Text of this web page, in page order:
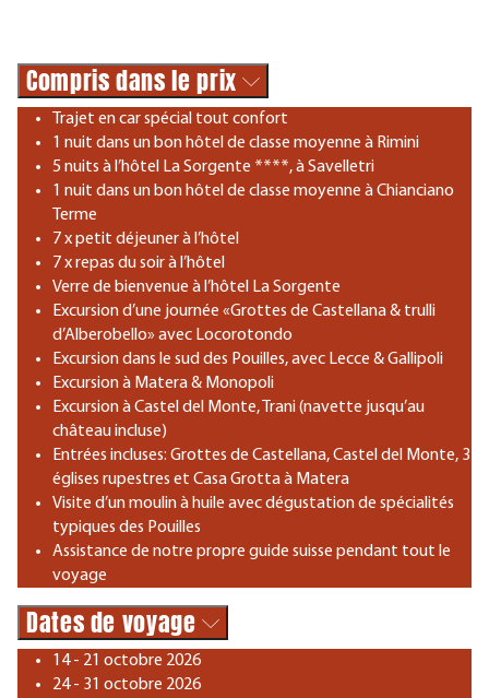
Compris dans le prix
Trajet en car spécial tout confort
1 nuit dans un bon hôtel de classe moyenne à Rimini
5 nuits à l’hôtel La Sorgente ****, à Savelletri
1 nuit dans un bon hôtel de classe moyenne à Chianciano
Terme
7 x petit déjeuner à l’hôtel
7 x repas du soir à l’hôtel
Verre de bienvenue à l’hôtel La Sorgente
Excursion d’une journée «Grottes de Castellana & trulli
d’Alberobello» avec Locorotondo
Excursion dans le sud des Pouilles, avec Lecce & Gallipoli
Excursion à Matera & Monopoli
Excursion à Castel del Monte, Trani (navette jusqu’au
château incluse)
Entrées incluses: Grottes de Castellana, Castel del Monte, 3
églises rupestres et Casa Grotta à Matera
Visite d’un moulin à huile avec dégustation de spécialités
typiques des Pouilles
Assistance de notre propre guide suisse pendant tout le
voyage
Dates de voyage
14 - 21 octobre 2026
24 - 31 octobre 2026